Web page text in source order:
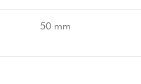
50 mm